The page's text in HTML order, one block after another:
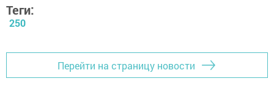
Теги:
250
Перейти на страницу новости